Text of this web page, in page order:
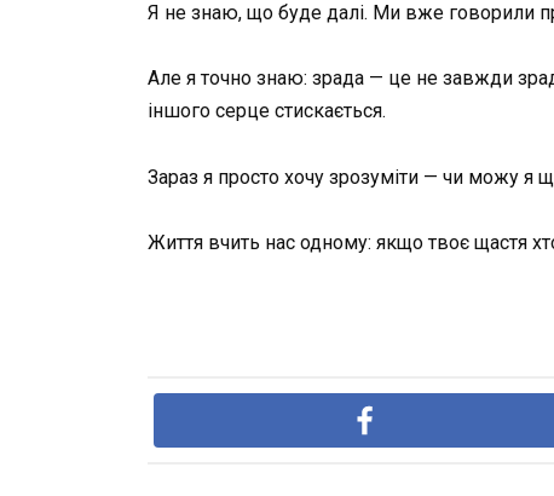
Я не знаю, що буде далі. Ми вже говорили
Але я точно знаю: зрада — це не завжди
іншого серце стискається.
Зараз я просто хочу зрозуміти — чи можу я
Життя вчить нас одному: якщо твоє щастя